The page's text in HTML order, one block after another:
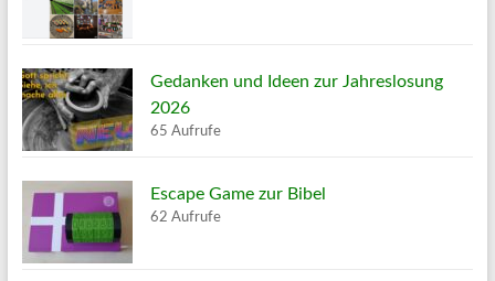
Gedanken und Ideen zur Jahreslosung
2026
65 Aufrufe
Escape Game zur Bibel
62 Aufrufe